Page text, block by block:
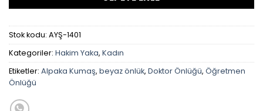
Stok kodu: AYŞ-1401
Kategoriler: Hakim Yaka, Kadın
Etiketler: Alpaka Kumaş, beyaz önlük, Doktor Önlüğü, Öğretmen
Önlüğü